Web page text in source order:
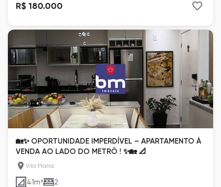
R$ 180.000
🏡✨ OPORTUNIDADE IMPERDÍVEL – APARTAMENTO À
VENDA AO LADO DO METRÔ ! ✨🏡 📐
Vila Plana
41m² 2